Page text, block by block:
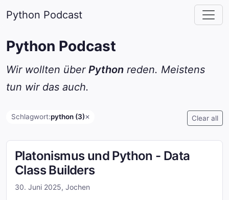
Python Podcast
Python Podcast
Wir wollten über Python reden. Meistens
tun wir das auch.
Schlagwort:python (3)✕ Clear all
Platonismus und Python - Data
Class Builders
30. Juni 2025, Jochen